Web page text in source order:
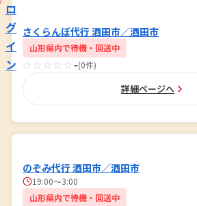
ロ
グ
イ
ン
さくらんぼ代行 酒田市／酒田市
山形県内で待機・回送中
☆☆☆☆☆ -(0件)
詳細ページへ
のぞみ代行 酒田市／酒田市
19:00～3:00
山形県内で待機・回送中